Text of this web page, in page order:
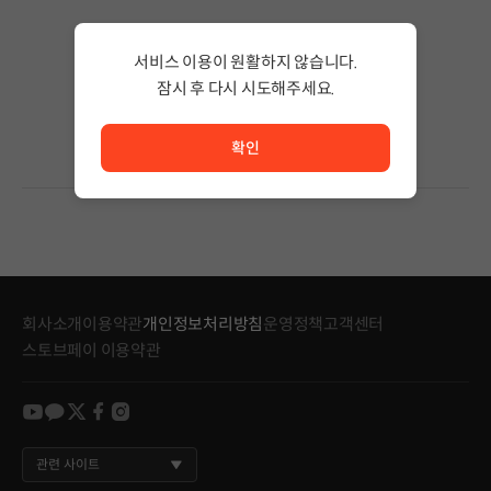
검색어의 단어 수를 줄이거나 필터조건을 변경하세요.
회사소개이용약관개인정보처리방침 운영정책고객센터
스토브페이 이용약관
youtube
kakao
twitter
facebook
instagram
관련 사이트
서비스 이용이 원활하지 않습니다.
잠시 후 다시 시도해주세요.
확인